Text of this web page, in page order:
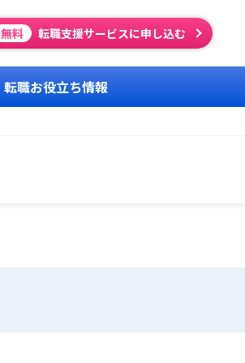
無料 転職支援サービスに申し込む
転職お役立ち情報